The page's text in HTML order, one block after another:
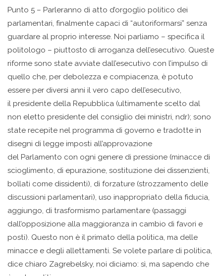
Punto 5 – Parleranno di atto d’orgoglio politico dei
parlamentari, finalmente capaci di “autoriformarsi” senza
guardare al proprio interesse. Noi parliamo – specifica il
politologo – piuttosto di arroganza dell’esecutivo. Queste
riforme sono state avviate dall’esecutivo con l’impulso di
quello che, per debolezza e compiacenza, è potuto
essere per diversi anni il vero capo dell’esecutivo,
il presidente della Repubblica (ultimamente scelto dal
non eletto presidente del consiglio dei ministri, ndr); sono
state recepite nel programma di governo e tradotte in
disegni di legge imposti all’approvazione
del Parlamento con ogni genere di pressione (minacce di
scioglimento, di epurazione, sostituzione dei dissenzienti,
bollati come dissidenti), di forzature (strozzamento delle
discussioni parlamentari), uso inappropriato della fiducia,
aggiungo, di trasformismo parlamentare (passaggi
dall’opposizione alla maggioranza in cambio di favori e
posti). Questo non è il primato della politica, ma delle
minacce e degli allettamenti. Se volete parlare di politica,
dice chiaro Zagrebelsky, noi diciamo: sì, ma sapendo che